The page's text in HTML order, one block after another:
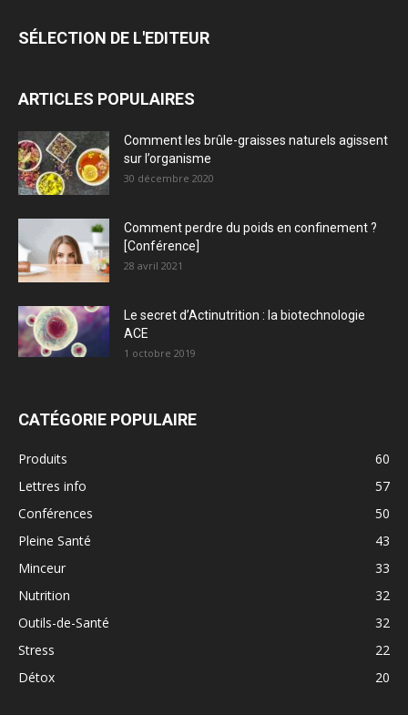
SÉLECTION DE L'EDITEUR
ARTICLES POPULAIRES
Comment les brûle-graisses naturels agissent
sur l’organisme
30 décembre 2020
Comment perdre du poids en confinement ?
[Conférence]
28 avril 2021
Le secret d’Actinutrition : la biotechnologie
ACE
1 octobre 2019
CATÉGORIE POPULAIRE
Produits
60
Lettres info
57
Conférences
50
Pleine Santé
43
Minceur
33
Nutrition
32
Outils-de-Santé
32
Stress
22
Détox
20